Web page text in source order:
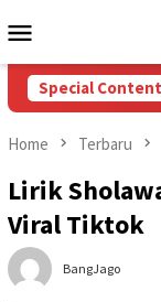
to
Menu
Special Content
Mengatasi Akun
Home Terbaru
Lirik
Viral Tiktok
BangJago